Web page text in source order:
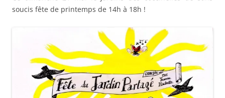
soucis fête de printemps de 14h à 18h !